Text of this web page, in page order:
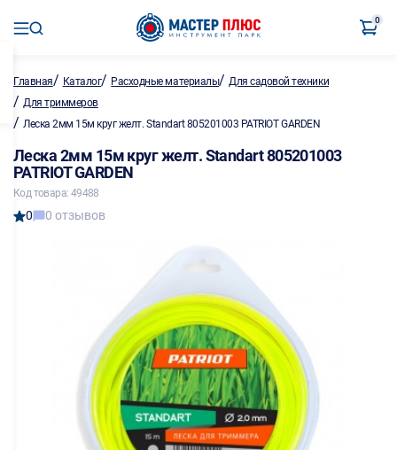
0
Главная/ Каталог/ Расходные материалы/Для садовой техники
/ Для триммеров
/ Леска 2мм 15м круг желт. Standart 805201003 PATRIOT GARDEN
Леска 2мм 15м круг желт. Standart 805201003
PATRIOT GARDEN
Код товара: 49488
0 0 отзывов